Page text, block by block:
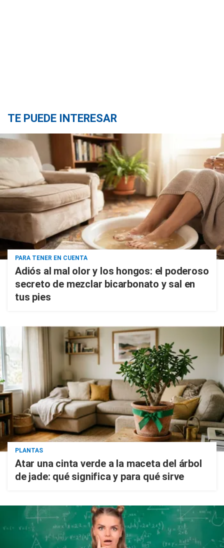
TE PUEDE INTERESAR
PARA TENER EN CUENTA
Adiós al mal olor y los hongos: el poderoso
secreto de mezclar bicarbonato y sal en
tus pies
PLANTAS
Atar una cinta verde a la maceta del árbol
de jade: qué significa y para qué sirve